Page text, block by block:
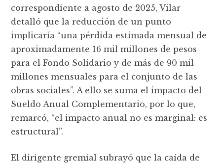
correspondiente a agosto de 2025, Vilar
detalló que la reducción de un punto
implicaría “una pérdida estimada mensual de
aproximadamente 16 mil millones de pesos
para el Fondo Solidario y de más de 90 mil
millones mensuales para el conjunto de las
obras sociales”. A ello se suma el impacto del
Sueldo Anual Complementario, por lo que,
remarcó, “el impacto anual no es marginal: es
estructural”.
El dirigente gremial subrayó que la caída de